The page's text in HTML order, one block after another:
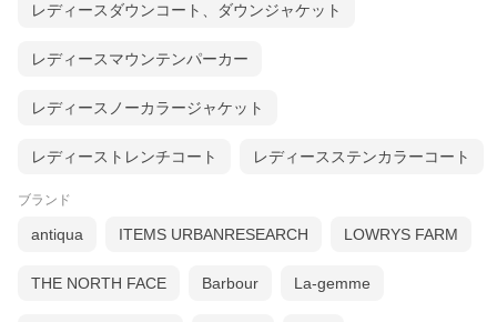
レディースダウンコート、ダウンジャケット
レディースマウンテンパーカー
レディースノーカラージャケット
レディーストレンチコート レディースステンカラーコート
ブランド
antiqua ITEMS URBANRESEARCH LOWRYS FARM
THE NORTH FACE Barbour La-gemme